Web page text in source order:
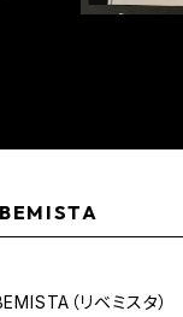
（リベミスタ）